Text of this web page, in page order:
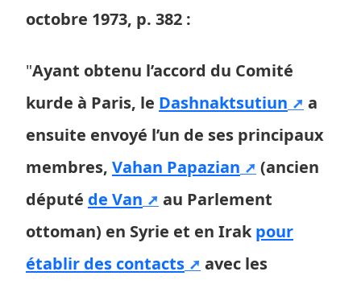
octobre 1973, p. 382 :
"Ayant obtenu l’accord du Comité
kurde à Paris, le Dashnaktsutiun
a
ensuite envoyé l’un de ses principaux
membres, Vahan Papazian
(ancien
député de Van
au Parlement
ottoman) en Syrie et en Irak pour
établir des contacts
avec les